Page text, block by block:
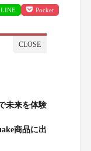
LINE Pocket
未来を体験
商品に出